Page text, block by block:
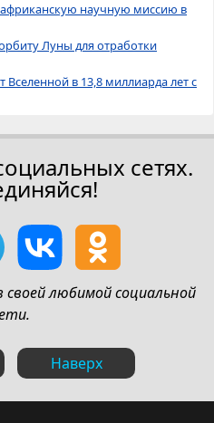
научную миссию в
Луны для отработки
в 13,8 миллиарда лет с
сетях.
любимой социальной
Наверх